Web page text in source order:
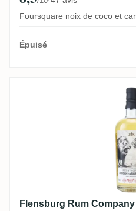
Foursquare noix de coco et
Épuisé
Flensburg Rum
Flensburg Rum